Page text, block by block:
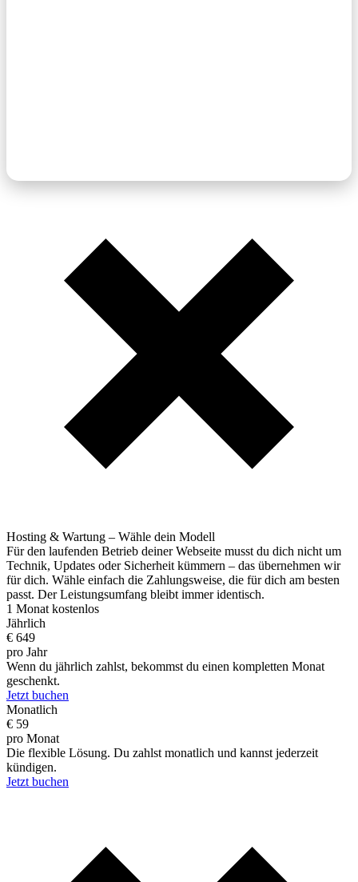
Hosting & Wartung – Wähle dein Modell
Für den laufenden Betrieb deiner Webseite musst du dich nicht um
Technik, Updates oder Sicherheit kümmern – das übernehmen wir
für dich. Wähle einfach die Zahlungsweise, die für dich am besten
passt. Der Leistungsumfang bleibt immer identisch.
1 Monat kostenlos
Jährlich
€ 649
pro Jahr
Wenn du jährlich zahlst, bekommst du einen kompletten Monat
geschenkt.
Jetzt buchen
Monatlich
€ 59
pro Monat
Die flexible Lösung. Du zahlst monatlich und kannst jederzeit
kündigen.
Jetzt buchen